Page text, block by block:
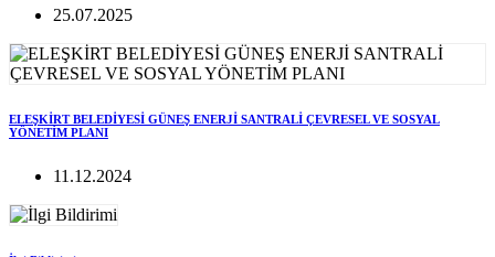
25.07.2025
ELEŞKİRT BELEDİYESİ GÜNEŞ ENERJİ SANTRALİ ÇEVRESEL VE SOSYAL
YÖNETİM PLANI
11.12.2024